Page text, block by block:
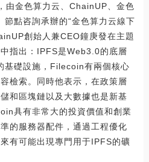
由金色算力云、ChainUP、金色
點咨詢承辦的“金色算力云線下
創始人兼CEO鐘庚發在主題
指出：IPFS是Web3.0的底層
礎設施，Filecoin有兩個核心
檢索。同時他表示，在政策層
和區塊鏈以及大數據也是新基
具有非常大的投資價值和創業
的服務器配件，通過工程優化
有可能出現專門用于IPFS的礦